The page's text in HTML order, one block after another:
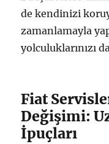
de kendinizi
zamanlamayla
yolculuklarınızı
Fiat
Değişimi:
İpuçları